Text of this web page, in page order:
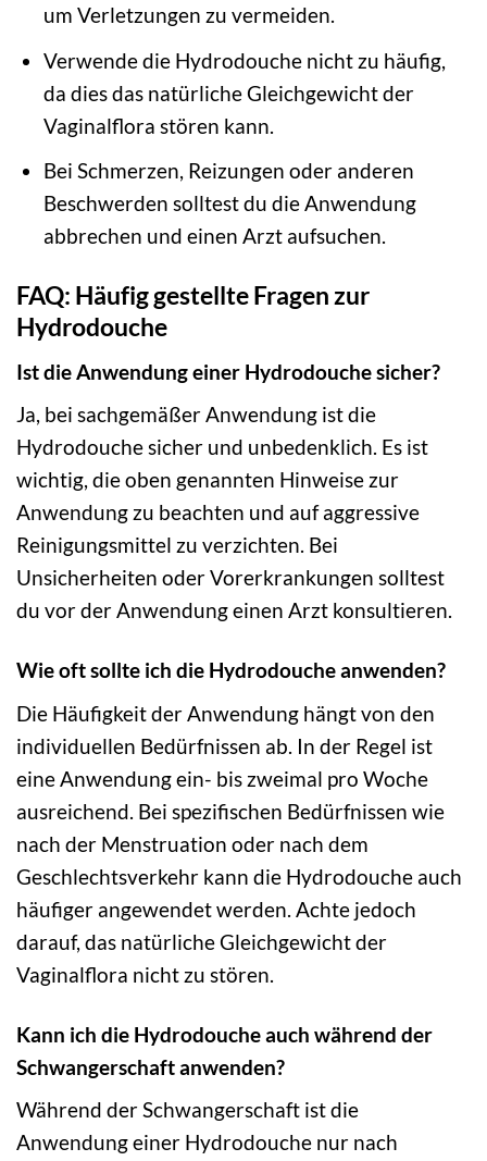
um Verletzungen zu vermeiden.
Verwende die Hydrodouche nicht zu häufig,
da dies das natürliche Gleichgewicht der
Vaginalflora stören kann.
Bei Schmerzen, Reizungen oder anderen
Beschwerden solltest du die Anwendung
abbrechen und einen Arzt aufsuchen.
FAQ: Häufig gestellte Fragen zur
Hydrodouche
Ist die Anwendung einer Hydrodouche sicher?
Ja, bei sachgemäßer Anwendung ist die
Hydrodouche sicher und unbedenklich. Es ist
wichtig, die oben genannten Hinweise zur
Anwendung zu beachten und auf aggressive
Reinigungsmittel zu verzichten. Bei
Unsicherheiten oder Vorerkrankungen solltest
du vor der Anwendung einen Arzt konsultieren.
Wie oft sollte ich die Hydrodouche anwenden?
Die Häufigkeit der Anwendung hängt von den
individuellen Bedürfnissen ab. In der Regel ist
eine Anwendung ein- bis zweimal pro Woche
ausreichend. Bei spezifischen Bedürfnissen wie
nach der Menstruation oder nach dem
Geschlechtsverkehr kann die Hydrodouche auch
häufiger angewendet werden. Achte jedoch
darauf, das natürliche Gleichgewicht der
Vaginalflora nicht zu stören.
Kann ich die Hydrodouche auch während der
Schwangerschaft anwenden?
Während der Schwangerschaft ist die
Anwendung einer Hydrodouche nur nach